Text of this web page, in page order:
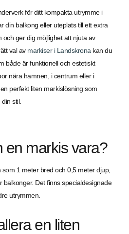
för ditt kompakta utrymme i
din balkong eller uteplats till ett extra
och ger dig möjlighet att njuta av
val av markiser i Landskrona kan du
både är funktionell och estetiskt
nära hamnen, i centrum eller i
perfekt liten markislösning som
stil.
en markis vara?
1 meter bred och 0,5 meter djup,
balkonger. Det finns specialdesignade
utrymmen.
en liten